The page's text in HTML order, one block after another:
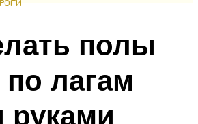
полы
лагам
руками